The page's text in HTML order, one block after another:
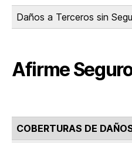
Daños a Terceros sin
Afirme
COBERTURAS DE